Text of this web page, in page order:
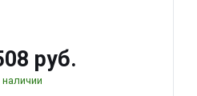
руб.
наличии